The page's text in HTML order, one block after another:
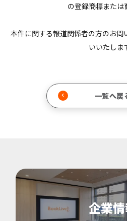
の登録商標または
本件に関する報道関係者の方のお問
いいたしま
一覧へ戻
企業